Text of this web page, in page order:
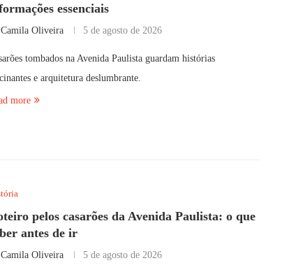
essenciais
Camila Oliveira 5 de agosto de 2026
tombados na Avenida Paulista guardam histórias
e arquitetura deslumbrante.
more
pelos casarões da Avenida Paulista: o que
antes de ir
Camila Oliveira 5 de agosto de 2026